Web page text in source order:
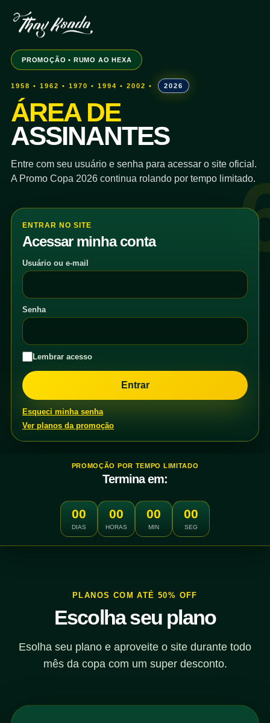
PROMOÇÃO • RUMO AO HEXA
1958 • 1962 • 1970 • 1994 • 2002 • 2026
ÁREA DE
ASSINANTES
Entre com seu usuário e senha para acessar o site oficial.
A Promo Copa 2026 continua rolando por tempo limitado.
ENTRAR NO SITE
Acessar minha conta
Usuário ou e-mail
Senha
Lembrar acesso
Esqueci minha senha
Ver planos da promoção
PROMOÇÃO POR TEMPO LIMITADO
Termina em:
00
DIAS
00
HORAS
00
MIN
00
SEG
PLANOS COM ATÉ 50% OFF
Escolha seu plano
Esolha seu plano e aproveite o site durante todo
mês da copa com um super desconto.